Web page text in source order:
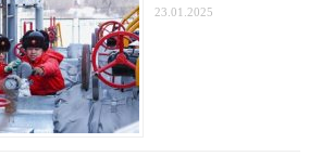
23.01.2025